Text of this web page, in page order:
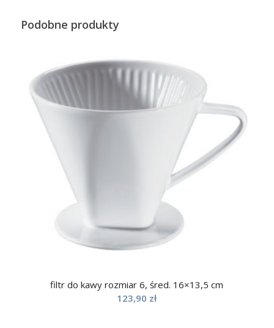
Podobne produkty
filtr do kawy rozmiar 6, śred. 16×13,5 cm
123,90 zł